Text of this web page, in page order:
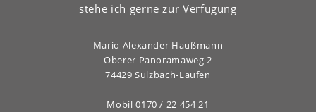
stehe ich gerne zur Verfügung
Mario Alexander Haußmann
Oberer Panoramaweg 2
74429 Sulzbach-Laufen
Mobil 0170 / 22 454 21